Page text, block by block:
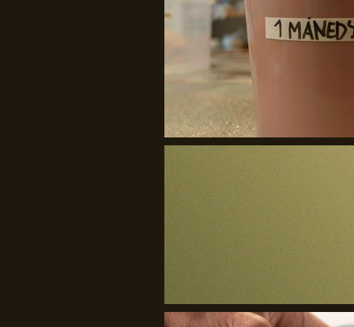
Craft.Partners